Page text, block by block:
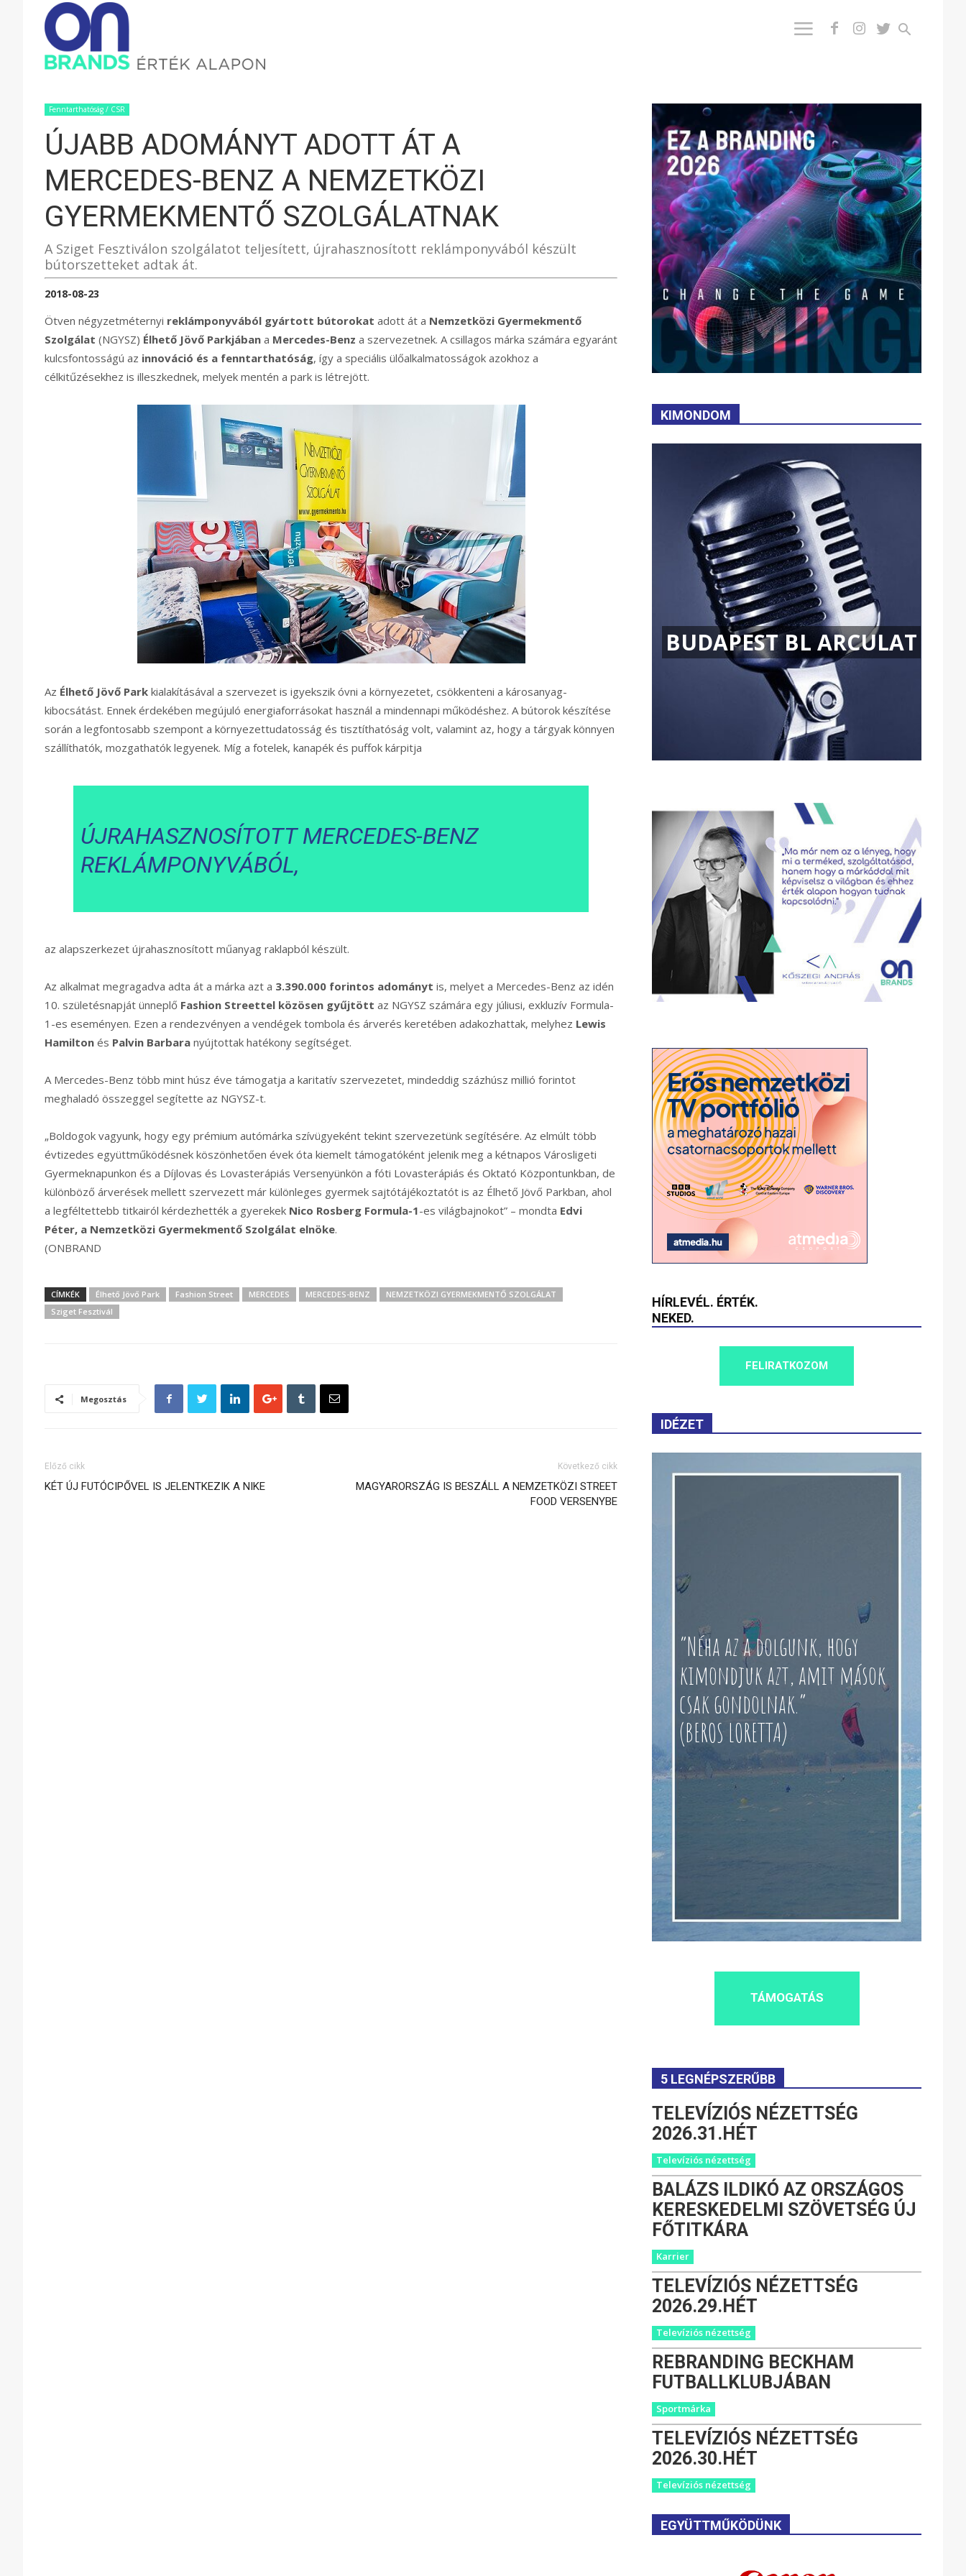
ÉRTÉK
ALAPON
Fenntarthatóság / CSR
ÚJABB ADOMÁNYT ADOTT ÁT A
MERCEDES-BENZ A NEMZETKÖZI
GYERMEKMENTŐ SZOLGÁLATNAK
A Sziget Fesztiválon szolgálatot teljesített, újrahasznosított reklámponyvából készült
bútorszetteket adtak át.
2018-08-23
Ötven négyzetméternyi reklámponyvából gyártott bútorokat adott át a Nemzetközi Gyermekmentő
Szolgálat (NGYSZ) Élhető Jövő Parkjában a Mercedes-Benz a szervezetnek. A csillagos márka számára egyaránt
kulcsfontosságú az innováció és a fenntarthatóság, így a speciális ülőalkalmatosságok azokhoz a
célkitűzésekhez is illeszkednek, melyek mentén a park is létrejött.
Az Élhető Jövő Park kialakításával a szervezet is igyekszik óvni a környezetet, csökkenteni a károsanyag-
kibocsátást. Ennek érdekében megújuló energiaforrásokat használ a mindennapi működéshez. A bútorok készítése
során a legfontosabb szempont a környezettudatosság és tisztíthatóság volt, valamint az, hogy a tárgyak könnyen
szállíthatók, mozgathatók legyenek. Míg a fotelek, kanapék és puffok kárpitja
ÚJRAHASZNOSÍTOTT MERCEDES-BENZ
REKLÁMPONYVÁBÓL,
az alapszerkezet újrahasznosított műanyag raklapból készült.
Az alkalmat megragadva adta át a márka azt a 3.390.000 forintos adományt is, melyet a Mercedes-Benz az idén
10. születésnapját ünneplő Fashion Streettel közösen gyűjtött az NGYSZ számára egy júliusi, exkluzív Formula-
1-es eseményen. Ezen a rendezvényen a vendégek tombola és árverés keretében adakozhattak, melyhez Lewis
Hamilton és Palvin Barbara nyújtottak hatékony segítséget.
A Mercedes-Benz több mint húsz éve támogatja a karitatív szervezetet, mindeddig százhúsz millió forintot
meghaladó összeggel segítette az NGYSZ-t.
„Boldogok vagyunk, hogy egy prémium autómárka szívügyeként tekint szervezetünk segítésére. Az elmúlt több
évtizedes együttműködésnek köszönhetően évek óta kiemelt támogatóként jelenik meg a kétnapos Városligeti
Gyermeknapunkon és a Díjlovas és Lovasterápiás Versenyünkön a fóti Lovasterápiás és Oktató Központunkban, de
különböző árverések mellett szervezett már különleges gyermek sajtótájékoztatót is az Élhető Jövő Parkban, ahol
a legféltettebb titkairól kérdezhették a gyerekek Nico Rosberg Formula-1-es világbajnokot” – mondta Edvi
Péter, a Nemzetközi Gyermekmentő Szolgálat elnöke.
(ONBRAND
CÍMKÉK Élhető Jövő Park Fashion Street MERCEDES MERCEDES-BENZ
NEMZETKÖZI GYERMEKMENTŐ SZOLGÁLAT
Sziget Fesztivál
Megosztás
Előző cikk
KÉT ÚJ FUTÓCIPŐVEL IS JELENTKEZIK A NIKE
Következő cikk
MAGYARORSZÁG IS BESZÁLL A NEMZETKÖZI STREET
FOOD VERSENYBE
KIMONDOM
BUDAPEST BL ARCULAT
HÍRLEVÉL. ÉRTÉK.
NEKED.
FELIRATKOZOM
IDÉZET
“Néha az a dolgunk, hogy
kimondjuk azt, amit mások
csak gondolnak.”
(BEROS LORETTA)
TÁMOGATÁS
5 LEGNÉPSZERŰBB
TELEVÍZIÓS NÉZETTSÉG
2026.31.HÉT
Televíziós nézettség
BALÁZS ILDIKÓ AZ ORSZÁGOS
KERESKEDELMI SZÖVETSÉG ÚJ
FŐTITKÁRA
Karrier
TELEVÍZIÓS NÉZETTSÉG
2026.29.HÉT
Televíziós nézettség
REBRANDING BECKHAM
FUTBALLKLUBJÁBAN
Sportmárka
TELEVÍZIÓS NÉZETTSÉG
2026.30.HÉT
Televíziós nézettség
EGYÜTTMŰKÖDÜNK